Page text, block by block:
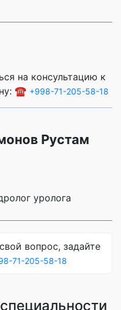
на консультацию к
☎️ +998-71-205-58-18
Рустам
уролога
вопрос, задайте
71-205-58-18